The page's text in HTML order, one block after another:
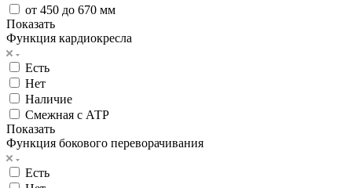
от 450 до 670 мм
Показать
Функция кардиокресла
Есть
Нет
Наличие
Смежная с АТР
Показать
Функция бокового переворачивания
Есть